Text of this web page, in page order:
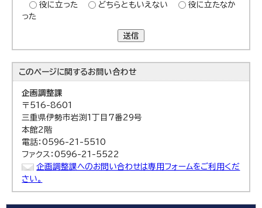
役に立った
どちらともいえない
役に立たなか
った
送信
このページに関するお問い合わせ
企画調整課
〒516-8601
三重県伊勢市岩渕1丁目7番29号
本館2階
電話：0596-21-5510
ファクス：0596-21-5522
企画調整課へのお問い合わせは専用フォームをご利用くだ
さい。